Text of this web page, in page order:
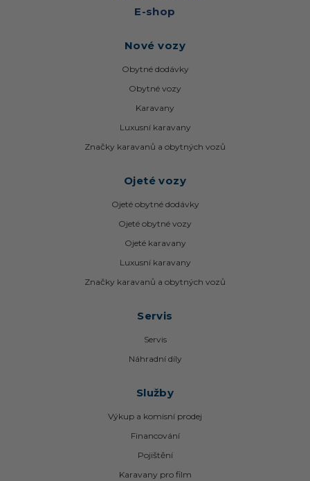
E-shop
Nové vozy
Obytné dodávky
Obytné vozy
Karavany
Luxusní karavany
Značky karavanů a obytných vozů
Ojeté vozy
Ojeté obytné dodávky
Ojeté obytné vozy
Ojeté karavany
Luxusní karavany
Značky karavanů a obytných vozů
Servis
Servis
Náhradní díly
Služby
Výkup a komisní prodej
Financování
Pojištění
Karavany pro film